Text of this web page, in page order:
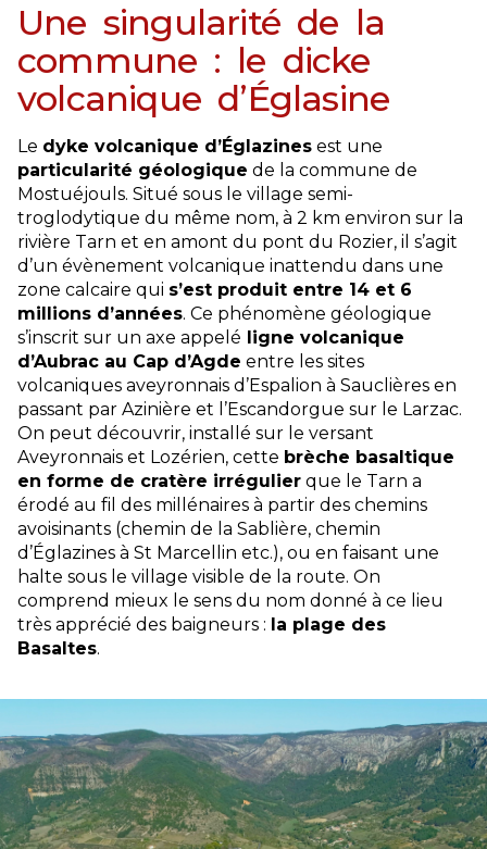
Une singularité de la
commune : le dicke
volcanique d’Églasine
Le dyke volcanique d’Églazines est une
particularité géologique de la commune de
Mostuéjouls. Situé sous le village semi-
troglodytique du même nom, à 2 km environ sur la
rivière Tarn et en amont du pont du Rozier, il s’agit
d’un évènement volcanique inattendu dans une
zone calcaire qui s’est produit entre 14 et 6
millions d’années. Ce phénomène géologique
s’inscrit sur un axe appelé ligne volcanique
d’Aubrac au Cap d’Agde entre les sites
volcaniques aveyronnais d’Espalion à Sauclières en
passant par Azinière et l’Escandorgue sur le Larzac.
On peut découvrir, installé sur le versant
Aveyronnais et Lozérien, cette brèche basaltique
en forme de cratère irrégulier que le Tarn a
érodé au fil des millénaires à partir des chemins
avoisinants (chemin de la Sablière, chemin
d’Églazines à St Marcellin etc.), ou en faisant une
halte sous le village visible de la route. On
comprend mieux le sens du nom donné à ce lieu
très apprécié des baigneurs : la plage des
Basaltes.